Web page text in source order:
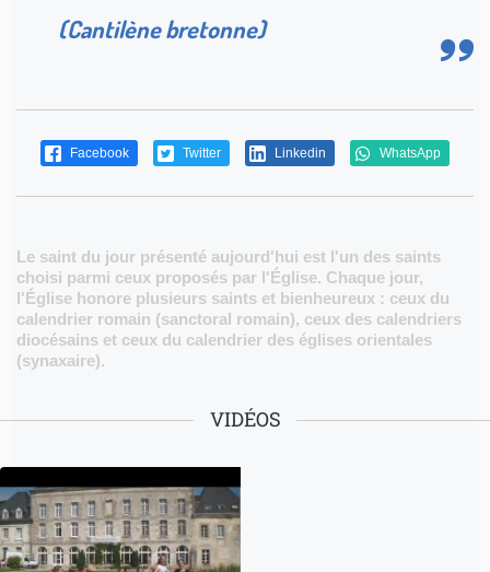
(Cantilène bretonne)
Facebook Twitter Linkedin WhatsApp
Le saint du jour présenté aujourd'hui est l'un des saints
choisi parmi ceux proposés par l'Église. Chaque jour,
l'Église honore plusieurs saints et bienheureux : ceux du
calendrier romain (sanctoral romain), ceux des calendriers
diocésains et ceux du calendrier des églises orientales
(synaxaire).
VIDÉOS